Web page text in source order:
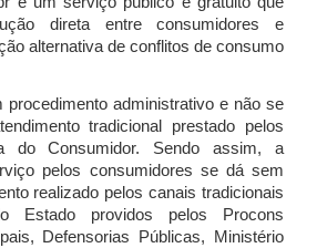
direta entre consumidores e
alternativa de conflitos de consumo
procedimento administrativo e não se
tradicional prestado pelos
do Consumidor. Sendo assim, a
pelos consumidores se dá sem
realizado pelos canais tradicionais
Estado providos pelos Procons
Defensorias Públicas, Ministério